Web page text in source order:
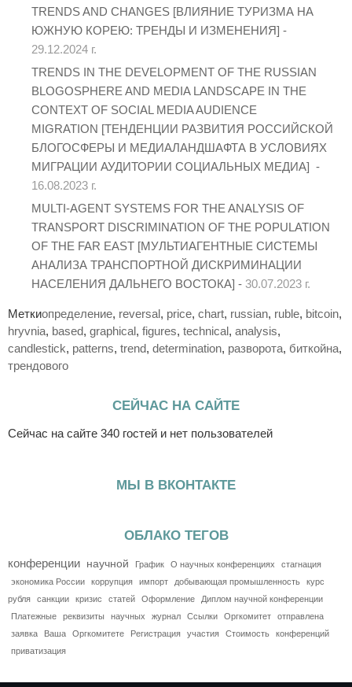
TRENDS AND CHANGES [ВЛИЯНИЕ ТУРИЗМА НА
ЮЖНУЮ КОРЕЮ: ТРЕНДЫ И ИЗМЕНЕНИЯ] -
29.12.2024 г.
TRENDS IN THE DEVELOPMENT OF THE RUSSIAN
BLOGOSPHERE AND MEDIA LANDSCAPE IN THE
CONTEXT OF SOCIAL MEDIA AUDIENCE
MIGRATION [ТЕНДЕНЦИИ РАЗВИТИЯ РОССИЙСКОЙ
БЛОГОСФЕРЫ И МЕДИАЛАНДШАФТА В УСЛОВИЯХ
МИГРАЦИИ АУДИТОРИИ СОЦИАЛЬНЫХ МЕДИА] -
16.08.2023 г.
MULTI-AGENT SYSTEMS FOR THE ANALYSIS OF
TRANSPORT DISCRIMINATION OF THE POPULATION
OF THE FAR EAST [МУЛЬТИАГЕНТНЫЕ СИСТЕМЫ
АНАЛИЗА ТРАНСПОРТНОЙ ДИСКРИМИНАЦИИ
НАСЕЛЕНИЯ ДАЛЬНЕГО ВОСТОКА] - 30.07.2023 г.
Меткиопределение, reversal, price, chart, russian, ruble, bitcoin,
hryvnia, based, graphical, figures, technical, analysis,
candlestick, patterns, trend, determination, разворота, биткойна,
трендового
СЕЙЧАС НА САЙТЕ
Сейчас на сайте 340 гостей и нет пользователей
МЫ В ВКОНТАКТЕ
ОБЛАКО ТЕГОВ
конференции научной График О научных конференциях
стагнация
экономика России
коррупция импорт добывающая промышленность
курс
рубля
санкции кризис статей Оформление
Диплом научной конференции
Платежные
реквизиты научных журнал Ссылки Оргкомитет
отправлена
заявка
Ваша Оргкомитете Регистрация участия Стоимость
конференций
приватизация